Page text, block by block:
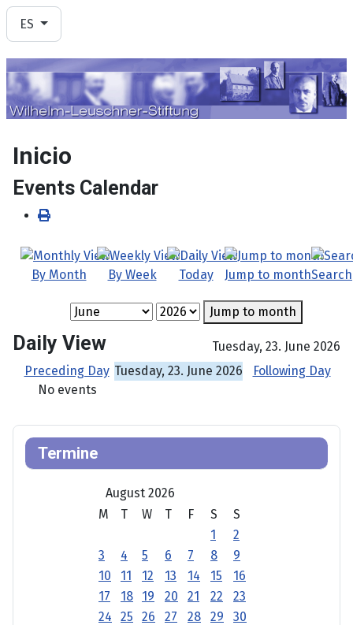
Seleccione su idioma
ES
Inicio
Events Calendar
By Month By Week Today Jump to monthSearch
Jump to month
Daily View
Tuesday, 23. June 2026
Preceding Day Tuesday, 23. June 2026
Following Day
No events
Termine
August 2026
M
T W T F S
S
1
2
3
4 5 6 7 8
9
10
11 12 13 14 15
16
17
18 19 20 21 22
23
24
25 26 27 28 29
30